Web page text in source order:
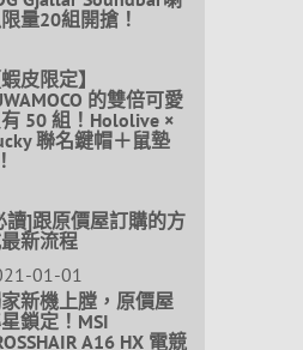
量20組開搶！
蝦皮限定】
的雙倍可愛
50 組！Hololive ×
聯名鍵帽＋鼠墊
讀]跟原價屋訂購的方
新流程
01-01
新機上膛，原價屋
鎖定！MSI
A16 HX 電競